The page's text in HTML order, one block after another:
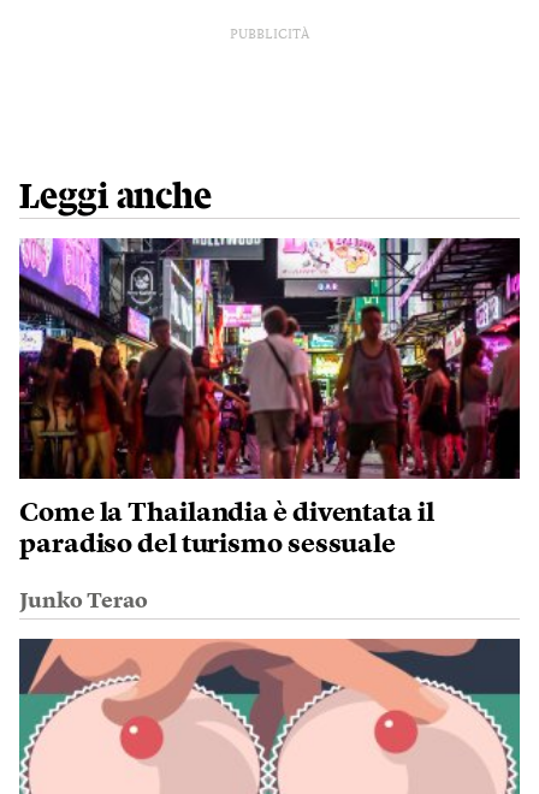
PUBBLICITÀ
Leggi anche
Come la Thailandia è diventata il
paradiso del turismo sessuale
Junko Terao